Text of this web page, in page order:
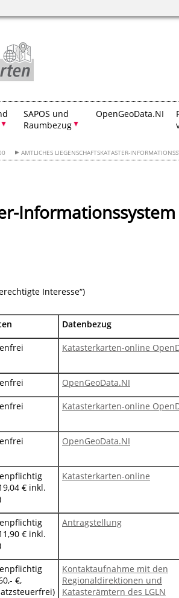
SAPOS und
Raumbezug
OpenGeoData.NI
AMTLICHES LIEGENSCHAFTSKATASTER-
Informationssystem
Interesse“)
Datenbezug
Katasterkarten-online
OpenGeoData.NI
Katasterkarten-online
OpenGeoData.NI
€ inkl.
Katasterkarten-online
€ inkl.
Antragstellung
€,
Kontaktaufnahme mit den
Regionaldirektionen und
Katasterämtern des LGLN